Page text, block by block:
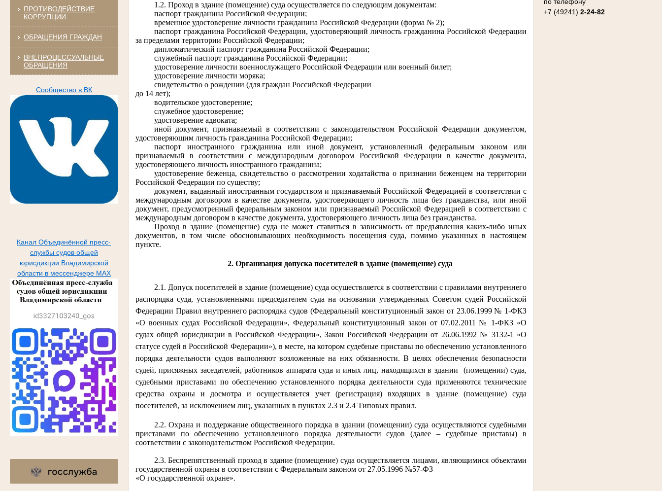
ПРОТИВОДЕЙСТВИЕ
КОРРУПЦИИ
ОБРАЩЕНИЯ ГРАЖДАН
ВНЕПРОЦЕССУАЛЬНЫЕ
ОБРАЩЕНИЯ
Сообщество в ВК
Канал Объединённой пресс-
службы судов общей
юрисдикции Владимирской
области в мессенджере МАХ
+7 (49241) 2-24-82
1.2. Проход в здание (помещение) суда осуществляется по следующим документам:
паспорт гражданина Российской Федерации;
временное удостоверение личности гражданина Российской Федерации (форма № 2);
паспорт гражданина Российской Федерации, удостоверяющий личность гражданина Российской Федерации
за пределами территории Российской Федерации;
дипломатический паспорт гражданина Российской Федерации;
служебный паспорт гражданина Российской Федерации;
удостоверение личности военнослужащего Российской Федерации или военный билет;
удостоверение личности моряка;
свидетельство о рождении (для граждан Российской Федерации
до 14 лет);
водительское удостоверение;
служебное удостоверение;
удостоверение адвоката;
иной документ, признаваемый в соответствии с законодательством Российской Федерации документом,
удостоверяющим личность гражданина Российской Федерации;
паспорт иностранного гражданина или иной документ, установленный федеральным законом или
признаваемый в соответствии с международным договором Российской Федерации в качестве документа,
удостоверяющего личность иностранного гражданина;
удостоверение беженца, свидетельство о рассмотрении ходатайства о признании беженцем на территории
Российской Федерации по существу;
документ, выданный иностранным государством и признаваемый Российской Федерацией в соответствии с
международным договором в качестве документа, удостоверяющего личность лица без гражданства, или иной
документ, предусмотренный федеральным законом или признаваемый Российской Федерацией в соответствии с
международным договором в качестве документа, удостоверяющего личность лица без гражданства.
Проход в здание (помещение) суда не может ставиться в зависимость от предъявления каких-либо иных
документов, в том числе обосновывающих необходимость посещения суда, помимо указанных в настоящем
пункте.
2. Организация допуска посетителей в здание (помещение) суда
2.1. Допуск посетителей в здание (помещение) суда осуществляется в соответствии с правилами внутреннего
распорядка суда, установленными председателем суда на основании утвержденных Советом судей Российской
Федерации Правил внутреннего распорядка судов (Федеральный конституционный закон от 23.06.1999 № 1-ФКЗ
«О военных судах Российской Федерации», Федеральный конституционный закон от 07.02.2011 № 1-ФКЗ «О
судах общей юрисдикции в Российской Федерации», Закон Российской Федерации от 26.06.1992 № 3132-1 «О
статусе судей в Российской Федерации»), в месте, на которомсудебные приставы по обеспечению установленного
порядка деятельности судов выполняют возложенные на них обязанности. В целях обеспечения безопасности
судей, присяжных заседателей, работников аппарата суда и иныхлиц, находящихся в здании
(помещении) суда,
судебными приставами по обеспечению установленного порядка деятельности суда применяются технические
средства охраны и досмотра и осуществляется учет (регистрация) входящих в здание (помещение) суда
посетителей, за исключением лиц, указанных в пунктах 2.3 и 2.4 Типовых правил.
2.2. Охрана и поддержание общественного порядка в здании (помещении) суда осуществляются судебными
приставами по обеспечению установленного порядка деятельности судов (далее – судебные приставы) в
соответствии с законодательством Российской Федерации.
2.3. Беспрепятственный проход в здание (помещение) суда осуществляется лицами, являющимися объектами
государственной охраны в соответствии с Федеральным законом от 27.05.1996 №57-ФЗ
«О государственной охране».